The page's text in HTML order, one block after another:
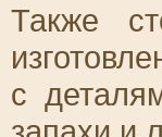
Также
с